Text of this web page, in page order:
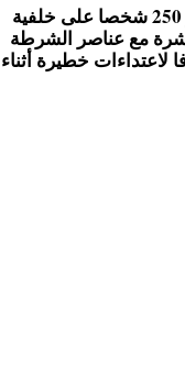
ووفق معطيات رسمية، أوقفت المصالح الأمنية نحو 250 شخصا على خلفية
مع عناصر الشرطة
لاعتداءات خطيرة أثناء